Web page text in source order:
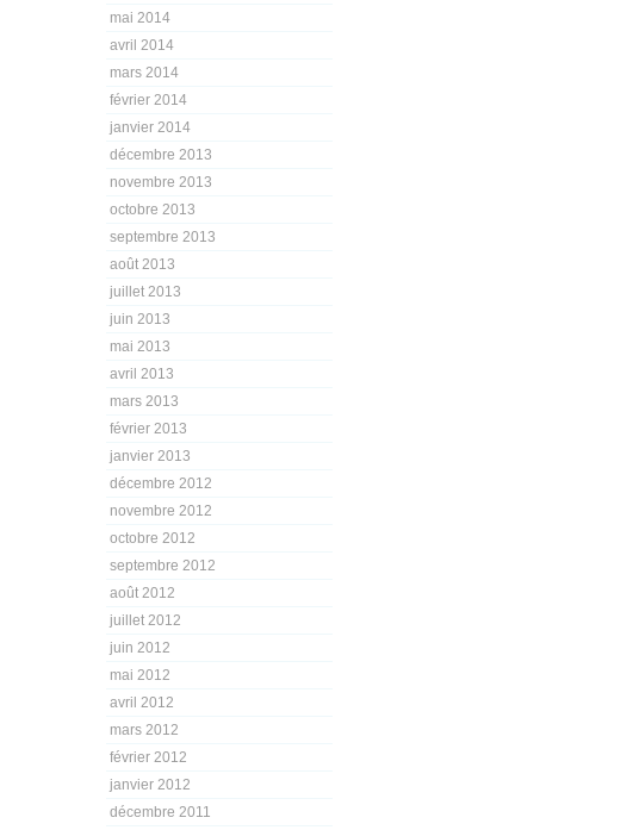
mai 2014
avril 2014
mars 2014
février 2014
janvier 2014
décembre 2013
novembre 2013
octobre 2013
septembre 2013
août 2013
juillet 2013
juin 2013
mai 2013
avril 2013
mars 2013
février 2013
janvier 2013
décembre 2012
novembre 2012
octobre 2012
septembre 2012
août 2012
juillet 2012
juin 2012
mai 2012
avril 2012
mars 2012
février 2012
janvier 2012
décembre 2011